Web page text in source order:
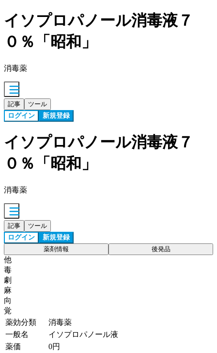
イソプロパノール消毒液７
０％「昭和」
消毒薬
記事 ツール
ログイン 新規登録
イソプロパノール消毒液７
０％「昭和」
消毒薬
記事 ツール
ログイン 新規登録
薬剤情報 後発品
他
毒
劇
麻
向
覚
薬効分類
消毒薬
一般名
イソプロパノール液
薬価
0円